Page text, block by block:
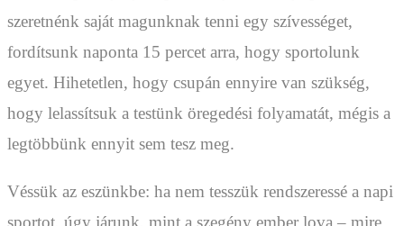
szeretnénk saját magunknak tenni egy szívességet,
fordítsunk naponta 15 percet arra, hogy sportolunk
egyet. Hihetetlen, hogy csupán ennyire van szükség,
hogy lelassítsuk a testünk öregedési folyamatát, mégis a
legtöbbünk ennyit sem tesz meg.
Véssük az eszünkbe: ha nem tesszük rendszeressé a napi